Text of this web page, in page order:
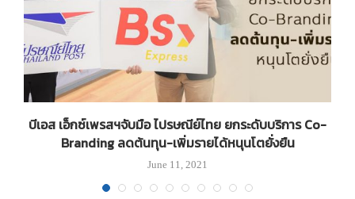
บีเอส เอ็กซ์เพรสฯจับมือ ไปรษณีย์ไทย ยกระดับบริการ Co-
Branding ลดต้นทุน-เพิ่มรายได้หนุนโตยั่งยืน
June 11, 2021